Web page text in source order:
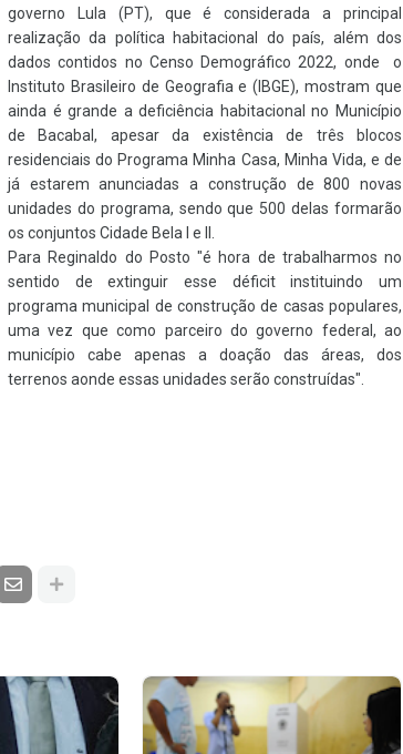
governo Lula (PT), que é considerada a principal
realização da política habitacional do país, além dos
dados contidos no Censo Demográfico 2022, onde o
Instituto Brasileiro de Geografia e (IBGE), mostram que
ainda é grande a deficiência habitacional no Município
de Bacabal, apesar da existência de três blocos
residenciais do Programa Minha Casa, Minha Vida, e de
já estarem anunciadas a construção de 800 novas
unidades do programa, sendo que 500 delas formarão
os conjuntos Cidade Bela I e II.
Para Reginaldo do Posto "é hora de trabalharmos no
sentido de extinguir esse déficit instituindo um
programa municipal de construção de casas populares,
uma vez que como parceiro do governo federal, ao
município cabe apenas a doação das áreas, dos
terrenos aonde essas unidades serão construídas".